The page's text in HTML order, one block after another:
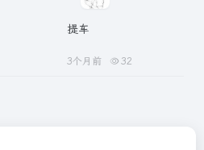
提车
3个月前 32